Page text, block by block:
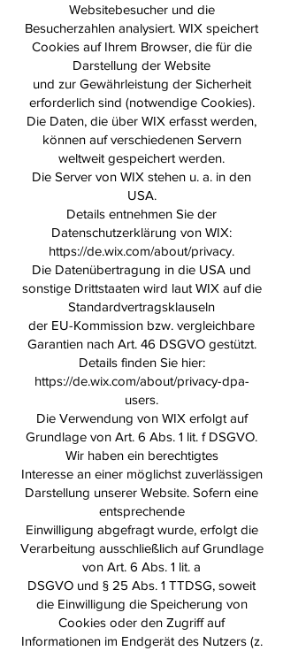
Websitebesucher und die
Besucherzahlen analysiert. WIX speichert
Cookies auf Ihrem Browser, die für die
Darstellung der Website
und zur Gewährleistung der Sicherheit
erforderlich sind (notwendige Cookies).
Die Daten, die über WIX erfasst werden,
können auf verschiedenen Servern
weltweit gespeichert werden.
Die Server von WIX stehen u. a. in den
USA.
Details entnehmen Sie der
Datenschutzerklärung von WIX:
https://de.wix.com/about/privacy.
Die Datenübertragung in die USA und
sonstige Drittstaaten wird laut WIX auf die
Standardvertragsklauseln
der EU-Kommission bzw. vergleichbare
Garantien nach Art. 46 DSGVO gestützt.
Details finden Sie hier:
https://de.wix.com/about/privacy-dpa-
users.
Die Verwendung von WIX erfolgt auf
Grundlage von Art. 6 Abs. 1 lit. f DSGVO.
Wir haben ein berechtigtes
Interesse an einer möglichst zuverlässigen
Darstellung unserer Website. Sofern eine
entsprechende
Einwilligung abgefragt wurde, erfolgt die
Verarbeitung ausschließlich auf Grundlage
von Art. 6 Abs. 1 lit. a
DSGVO und § 25 Abs. 1 TTDSG, soweit
die Einwilligung die Speicherung von
Cookies oder den Zugriff auf
Informationen im Endgerät des Nutzers (z.